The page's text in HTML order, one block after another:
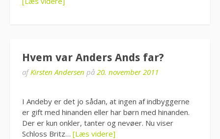
Hvem var Anders Ands far?
afKirsten Andersen på 20. november 2011
I Andeby er det jo sådan, at ingen af indbyggerne
er gift med hinanden eller har børn med hinanden.
Der er kun onkler, tanter og nevøer. Nu viser
Schloss Britz… [Læs videre]